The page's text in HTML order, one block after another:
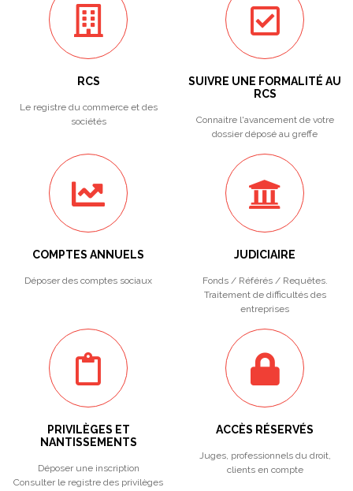
RCS
Le registre du commerce et des
sociétés
SUIVRE UNE FORMALITÉ AU
RCS
Connaitre l'avancement de votre
dossier déposé au greffe
COMPTES ANNUELS
Déposer des comptes sociaux
JUDICIAIRE
Fonds / Référés / Requêtes.
Traitement de difficultés des
entreprises
PRIVILÈGES ET
NANTISSEMENTS
Déposer une inscription
Consulter le registre des privilèges
ACCÈS RÉSERVÉS
Juges, professionnels du droit,
clients en compte